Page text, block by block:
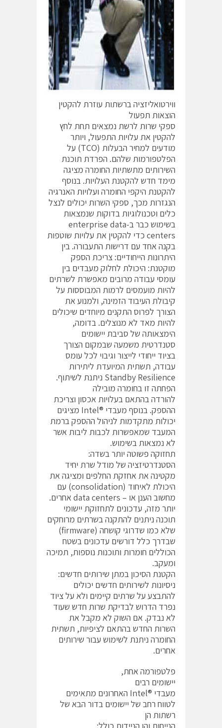
ווירטואליזציה ברשתות עוזרת להקטין
הוצאות תפעול
ספקי שרות לרשת נמצאים תחת לחץ
להקטין את עלויות התפעול, ויותר
מודעים למחיר הבעלות (TCO) על
הפלטפורמות שלהם. הפרדת תוכנת
השירותים מתשתיות החומרה מציגה
מימד חדש להקטנת העלויות. בנוסף
להקטנת היקפי החומרה ועלויות האנרגיה
הנגזרות מכך, ספקי השרות יכולים לנצל
כלים וטכנולוגיות בדוקות שנמצאות
בשימוש כבר ב-enterprise data
centers כדי להקטין את עלויות שוטפות
בקנה אחד עם דרישות התעבורה. בין
היתרונות הייחודיים: צריכת הספק
מוקטנת: היכולת לחלוק מעבדים בין
עומסי עבודה מרובים מאפשרת לשרתים
להיות מועמסים לרמות המבוססות על
קיבולת העיבוד הזמינה, ולמנוע את
הצורך לפרוס התקנים מיוחדים שיכולים
להיות מאד לא מנוצלים. בדומה,
הימצאותה של סביבת יישומים
סטנדרטית משמעה שבמקום הצורך
בציוד ייחודי לייצור וגיבוי לכל עומס
עבודה, תשתית המיועדת ליתירות
Standby Resilience ניתנת לשיתוף.
הפחתה זו בחומרה מובילה
להורדה בהתאם בעלויות אכסון וצריכת
ההספק. בנוסף מעבדי ®Intel מציגים
יכולות מתקדמות לניהול ההספק ברמת
המעבד שמאפשרות לכבות ליבות אשר
לא נמצאות בשימוש.
תחזוקה פשוטה יותר בשדה:
הסטנדרטיזציה של מודל שרת יחיד
מקטינה את אחזקת החלפים ומציגה את
היכולת לאיחוד (consolidation) עם
מחשוב הענן או – data centers אחרים.
יותר מזה, עדכונים לתחזוקת יישומי
תוכנה ניתנים להתקנה בשרתים מרוחקים
שלא כמו שדרוגי קושחה (firmware)
שבדרך כלל דורשים עדכונים בשטח
הכוללים חומרות ותוכנות נוספות, תמיכה
ומעקב.
הקטנת הסיכון במתן שירותים חדשים:
ניסיונות לשירותים חדשים יכולים
להתבצע על שרתים קיימים ולא על ציוד
נפרד הדרוש לבדיקת שרות חדש שעוד
לא נבדק. אם השוק לא מקבל את
השרות החדש בהתאם לציפיות, תשתית
החומרה ניתנת לשימוש עבור שירותים
אחרים.
פלטפורמה אחת,
יישומים רבים
מעבדי ®Intel האחרונים מתאימים
לטווח רחב של יישומים בדור הבא של
רשתות הן
הנייחות והן הניידות כולל: